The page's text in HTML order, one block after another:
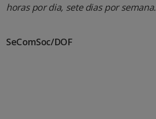
horas por dia, sete dias por semana.
SeComSoc/DOF